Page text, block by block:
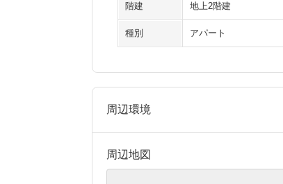
階建 地上2階建
種別 アパート
周辺環境
周辺地図